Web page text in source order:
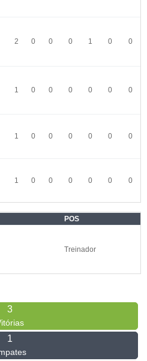
2 0 0 0 1 0 0
1 0 0 0 0 0 0
1 0 0 0 0 0 0
1 0 0 0 0 0 0
POS
Treinador
3
1